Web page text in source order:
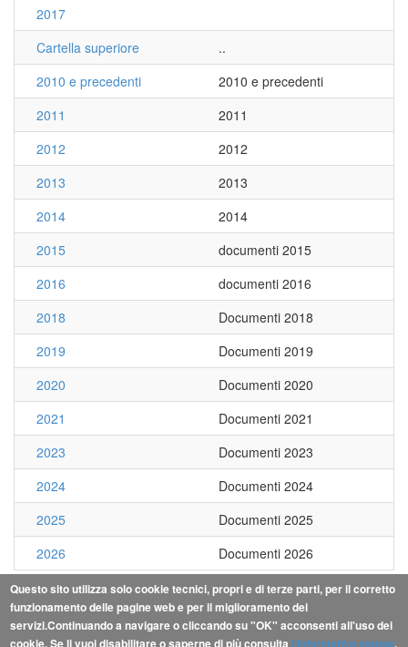
2017
Cartella superiore
..
2010 e precedenti
2010 e precedenti
2011
2011
2012
2012
2013
2013
2014
2014
2015
documenti 2015
2016
documenti 2016
2018
Documenti 2018
2019
Documenti 2019
2020
Documenti 2020
2021
Documenti 2021
2023
Documenti 2023
2024
Documenti 2024
2025
Documenti 2025
2026
Documenti 2026
18 folders
Questo sito utilizza solo cookie tecnici, propri e di terze parti, per il corretto
funzionamento delle pagine web e per il miglioramento dei
servizi.Continuando a navigare o cliccando su "OK" acconsenti all'uso dei
cookie. Se li vuoi disabilitare o saperne di più consulta l'informativa estesa.